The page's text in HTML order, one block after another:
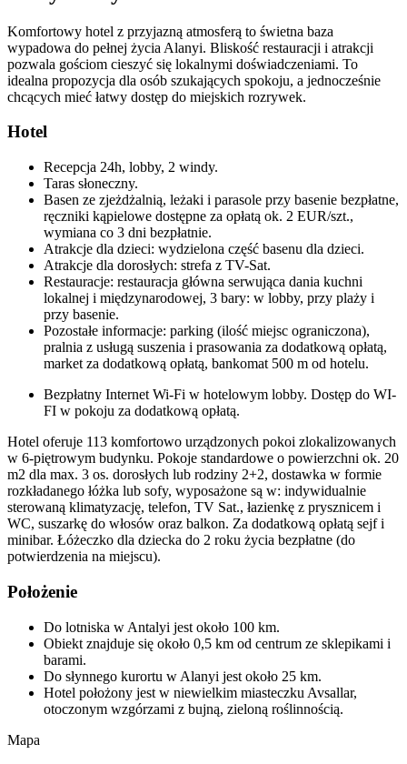
Komfortowy hotel z przyjazną atmosferą to świetna baza
wypadowa do pełnej życia Alanyi. Bliskość restauracji i atrakcji
pozwala gościom cieszyć się lokalnymi doświadczeniami. To
idealna propozycja dla osób szukających spokoju, a jednocześnie
chcących mieć łatwy dostęp do miejskich rozrywek.
Hotel
Recepcja 24h, lobby, 2 windy.
Taras słoneczny.
Basen ze zjeżdżalnią, leżaki i parasole przy basenie bezpłatne,
ręczniki kąpielowe dostępne za opłatą ok. 2 EUR/szt.,
wymiana co 3 dni bezpłatnie.
Atrakcje dla dzieci: wydzielona część basenu dla dzieci.
Atrakcje dla dorosłych: strefa z TV-Sat.
Restauracje: restauracja główna serwująca dania kuchni
lokalnej i międzynarodowej, 3 bary: w lobby, przy plaży i
przy basenie.
Pozostałe informacje: parking (ilość miejsc ograniczona),
pralnia z usługą suszenia i prasowania za dodatkową opłatą,
market za dodatkową opłatą, bankomat 500 m od hotelu.
Bezpłatny Internet Wi-Fi w hotelowym lobby. Dostęp do WI-
FI w pokoju za dodatkową opłatą.
Hotel oferuje 113 komfortowo urządzonych pokoi zlokalizowanych
w 6-piętrowym budynku. Pokoje standardowe o powierzchni ok. 20
m2 dla max. 3 os. dorosłych lub rodziny 2+2, dostawka w formie
rozkładanego łóżka lub sofy, wyposażone są w: indywidualnie
sterowaną klimatyzację, telefon, TV Sat., łazienkę z prysznicem i
WC, suszarkę do włosów oraz balkon. Za dodatkową opłatą sejf i
minibar. Łóżeczko dla dziecka do 2 roku życia bezpłatne (do
potwierdzenia na miejscu).
Położenie
Do lotniska w Antalyi jest około 100 km.
Obiekt znajduje się około 0,5 km od centrum ze sklepikami i
barami.
Do słynnego kurortu w Alanyi jest około 25 km.
Hotel położony jest w niewielkim miasteczku Avsallar,
otoczonym wzgórzami z bujną, zieloną roślinnością.
Mapa